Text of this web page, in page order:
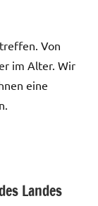
Von
im Alter. Wir
eine
Landes